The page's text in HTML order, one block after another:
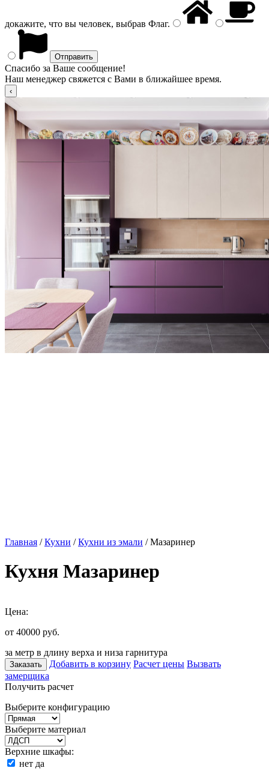
докажите, что вы человек, выбрав Флаг.
Спасибо за Ваше сообщение!
Наш менеджер свяжется с Вами в ближайшее время.
Главная /Кухни /Кухни из эмали / Мазаринер
Кухня Мазаринер
Цена:
от 40000 руб.
за метр в длину верха и низа гарнитура
Заказать Добавить в корзину Расчет цены Вызвать
замерщика
Получить расчет
Выберите конфигурацию
Выберите материал
Верхние шкафы:
нет да